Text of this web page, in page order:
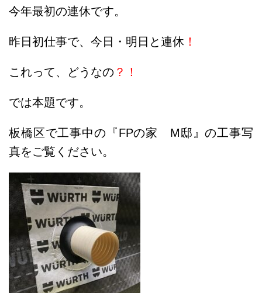
今年最初の連休です。
昨日初仕事で、今日・明日と連休 ！
これって、どうなの ？！
では本題です。
板橋区で工事中の『FPの家 M邸』の工事写
真をご覧ください。